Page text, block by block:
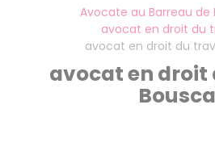
Avocate au Barreau de
avocat en droit du
avocat en droit du
avocat en